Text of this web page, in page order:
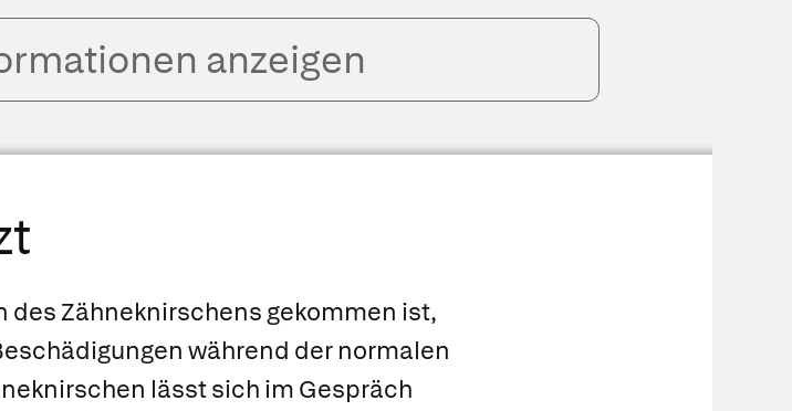
anzeigen
des Zähneknirschens gekommen ist,
während der normalen
lässt sich im Gespräch